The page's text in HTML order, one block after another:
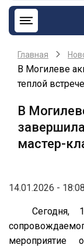
Главная
В Могилеве
теплой
В
мастер-
14.01.2026 - 18:08
Сегодня,
мероприятие